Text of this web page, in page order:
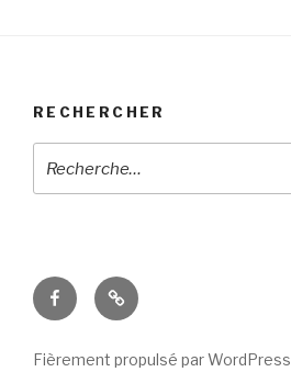
RECHERCHER
pour
Facebook
E-
mail
Fièrement propulsé par WordPress